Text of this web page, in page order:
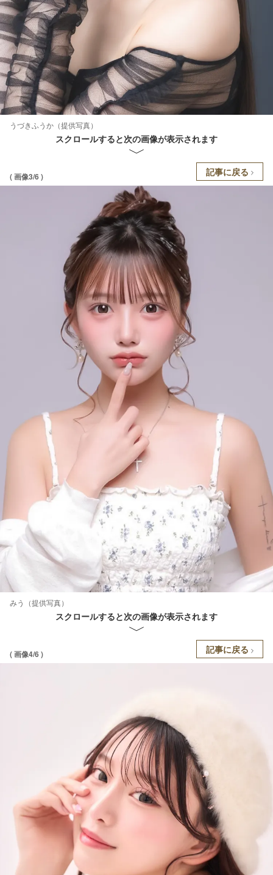
うづきふうか（提供写真）
スクロールすると次の画像が表示されます
( 画像3/6 ) 記事に戻る
みう（提供写真）
スクロールすると次の画像が表示されます
( 画像4/6 ) 記事に戻る